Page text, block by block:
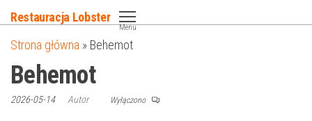
do
treści
Restauracja Lobster
Menu
Strona główna » Behemot
Behemot
2026-05-14 Autor Wyłączono